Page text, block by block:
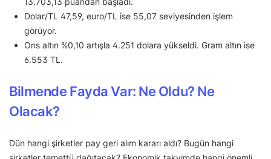
Dolar/TL 47,59, euro/TL ise 55,07 seviyesinden işlem
görüyor.
Ons altın %0,10 artışla 4.251 dolara yükseldi. Gram altın ise
6.553 TL.
Bilmende Fayda Var: Ne Oldu? Ne
Olacak?
Dün hangi şirketler pay geri alım kararı aldı? Bugün hangi